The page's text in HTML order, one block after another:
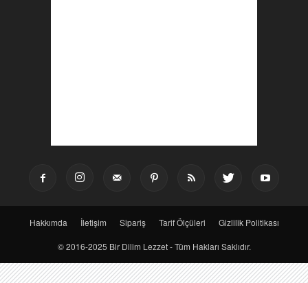
Hakkımda İletişim Sipariş Tarif Ölçüleri Gizlilik Politikası
© 2016-2025 Bir Dilim Lezzet - Tüm Hakları Saklıdır.